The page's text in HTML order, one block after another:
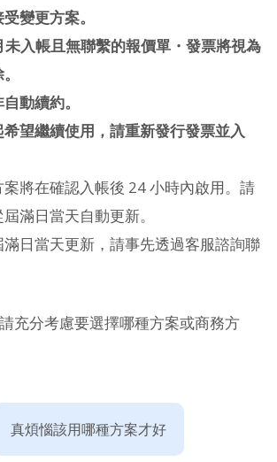
變更方案。
未入帳且無聯繫的報價單・發票將視為
動續約。
望繼續使用，請重新發行發票並入
將在確認入帳後 24 小時內啟用。請
滿日當天自動更新。
日當天更新，請事先透過客服諮詢聯
充分考慮要選擇哪種方案或商務方
真煩惱該用哪種方案才好